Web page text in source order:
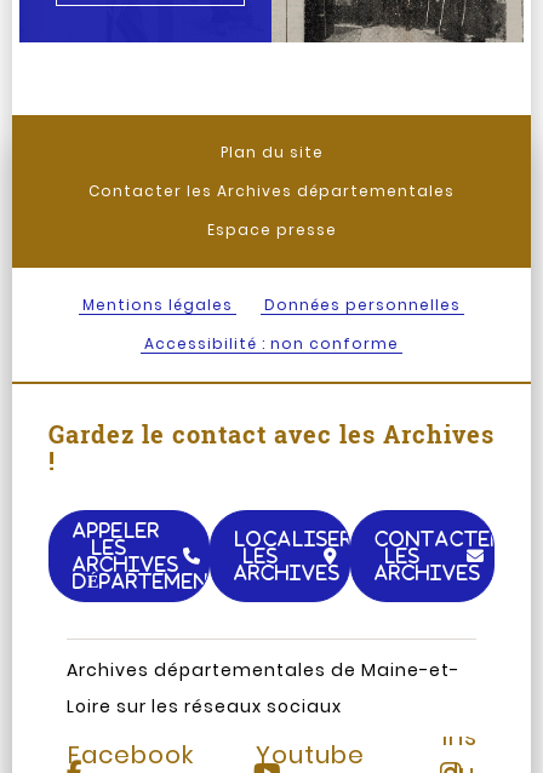
Plan du site
Contacter les Archives départementales
Espace presse
Mentions légales
Données personnelles
Accessibilité : non conforme
Gardez le contact avec les Archives
!
APPELER
LES
ARCHIVES
DÉPARTEMENTALES
LOCALISER
LES
ARCHIVES
CONTACTER
LES
ARCHIVES
Archives départementales de Maine-et-
Loire sur les réseaux sociaux
Page
Facebook
Chaine
Youtube